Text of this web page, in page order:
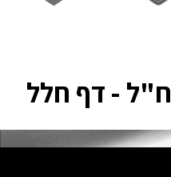
- דף חלל